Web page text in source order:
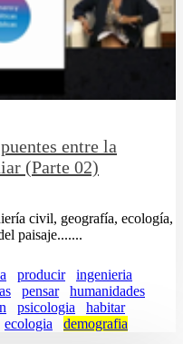
entre la
(Parte 02)
civil, geografía, ecología,
paisaje.......
producir
ingenieria
pensar
humanidades
psicologia
habitar
ecologia demografia